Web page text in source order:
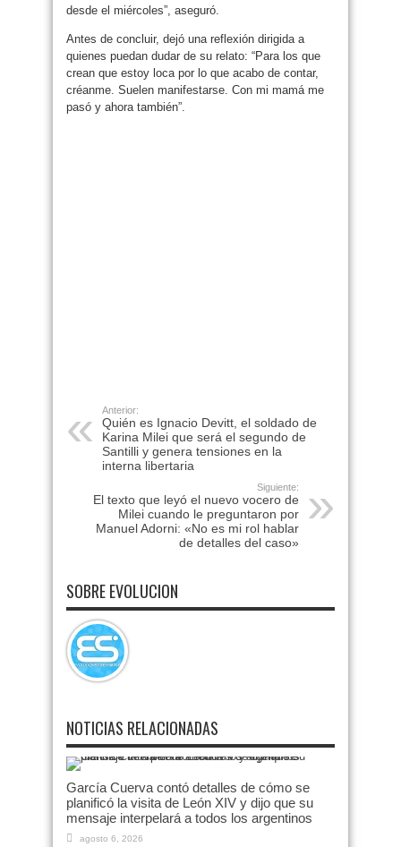
desde el miércoles”, aseguró.
Antes de concluir, dejó una reflexión dirigida a
quienes puedan dudar de su relato: “Para los que
crean que estoy loca por lo que acabo de contar,
créanme. Suelen manifestarse. Con mi mamá me
pasó y ahora también”.
Anterior:
Quién es Ignacio Devitt, el soldado de
Karina Milei que será el segundo de
Santilli y genera tensiones en la
interna libertaria
Siguiente:
El texto que leyó el nuevo vocero de
Milei cuando le preguntaron por
Manuel Adorni: «No es mi rol hablar
de detalles del caso»
SOBRE EVOLUCION
NOTICIAS RELACIONADAS
García Cuerva contó detalles de cómo se
planificó la visita de León XIV y dijo que su
mensaje interpelará a todos los argentinos
agosto 6, 2026